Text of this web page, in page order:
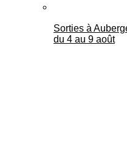
Sorties à
du 4 au 9 août